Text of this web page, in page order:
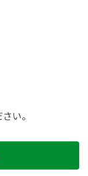
い。